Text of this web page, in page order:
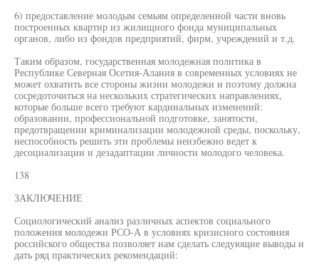
6) предоставление молодым семьям определенной части вновь
построенных квартир из жилищного фонда муниципальных
органов, либо из фондов предприятий, фирм, учреждений и т.д.
Таким образом, государственная молодежная политика в
Республике Северная Осетия-Алания в современных условиях не
может охватить все стороны жизни молодежи и поэтому должна
сосредоточиться на нескольких стратегических направлениях,
которые больше всего требуют кардинальных изменений:
образовании, профессиональной подготовке, занятости,
предотвращении криминализации молодежной среды, поскольку,
неспособность решить эти проблемы неизбежно ведет к
десоциализации и дезадаптации личности молодого человека.
138
ЗАКЛЮЧЕНИЕ
Социологический анализ различных аспектов социального
положения молодежи РСО-А в условиях кризисного состояния
российского общества позволяет нам сделать следующие выводы и
дать ряд практических рекомендаций: